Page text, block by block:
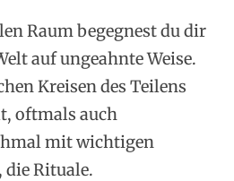
Raum begegnest du dir
auf ungeahnte Weise.
Kreisen des Teilens
oftmals auch
mit wichtigen
die Rituale.